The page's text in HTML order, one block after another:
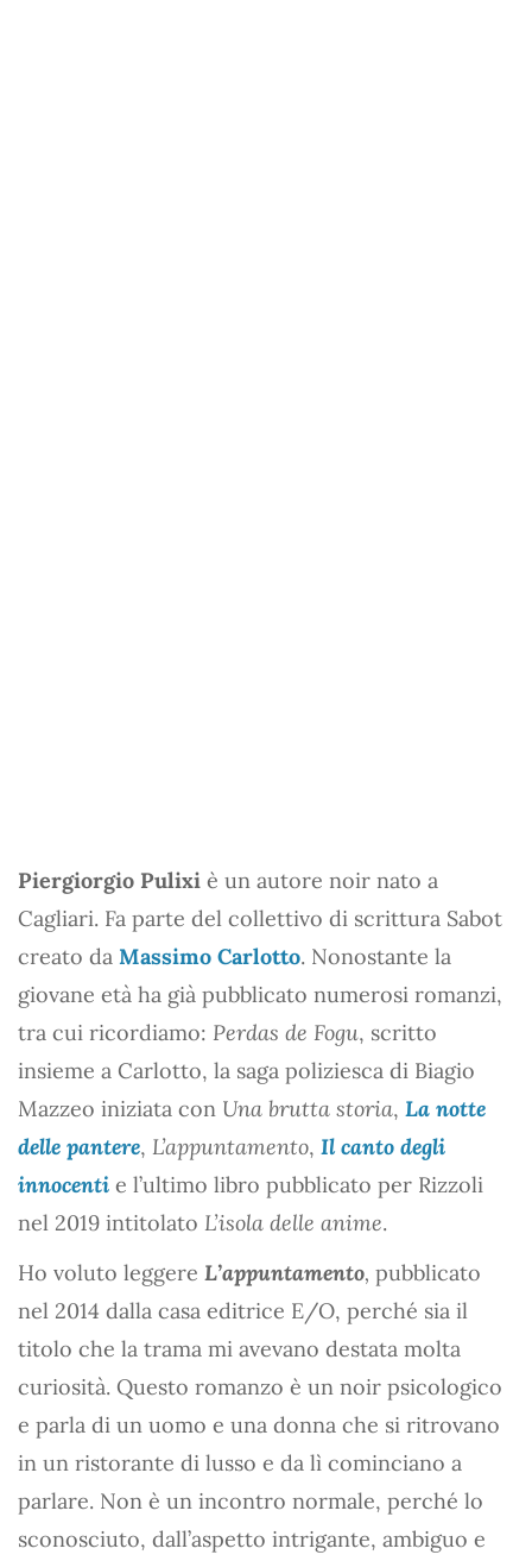
Piergiorgio Pulixi è un autore noir nato a
Cagliari. Fa parte del collettivo di scrittura Sabot
creato da Massimo Carlotto. Nonostante la
giovane età ha già pubblicato numerosi romanzi,
tra cui ricordiamo: Perdas de Fogu, scritto
insieme a Carlotto, la saga poliziesca di Biagio
Mazzeo iniziata con Una brutta storia, La notte
delle pantere, L’appuntamento, Il canto degli
innocenti e l’ultimo libro pubblicato per Rizzoli
nel 2019 intitolato L’isola delle anime.
Ho voluto leggere L’appuntamento, pubblicato
nel 2014 dalla casa editrice E/O, perché sia il
titolo che la trama mi avevano destata molta
curiosità. Questo romanzo è un noir psicologico
e parla di un uomo e una donna che si ritrovano
in un ristorante di lusso e da lì cominciano a
parlare. Non è un incontro normale, perché lo
sconosciuto, dall’aspetto intrigante, ambiguo e